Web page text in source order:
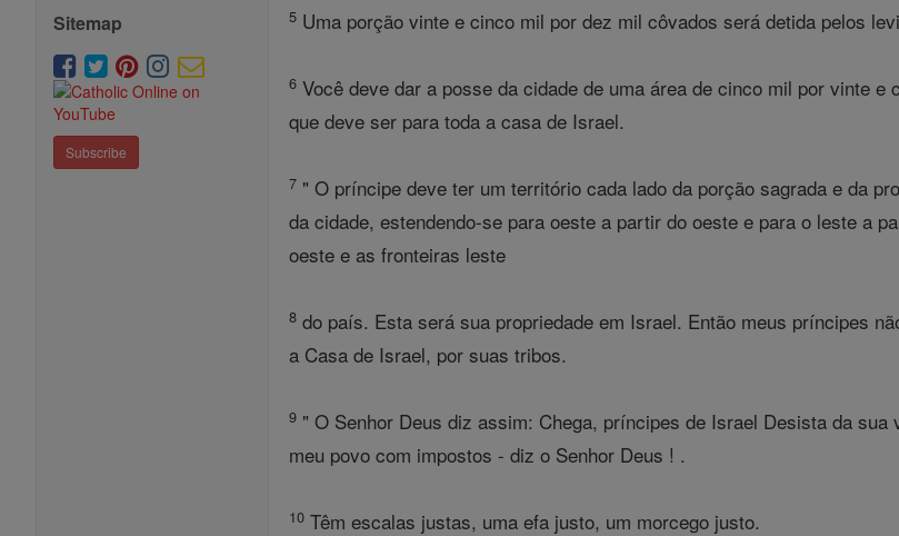
Sitemap
Subscribe
5 Uma porção vinte e cinco mil por dez mil côvados será detida pelos
6 Você deve dar a posse da cidade de uma área de cinco mil por vinte
que deve ser para toda a casa de Israel.
7 " O príncipe deve ter um território cada lado da porção sagrada e da
da cidade, estendendo-se para oeste a partir do oeste e para o leste a
oeste e as fronteiras leste
8 do país. Esta será sua propriedade em Israel. Então meus príncipes
a Casa de Israel, por suas tribos.
9 " O Senhor Deus diz assim: Chega, príncipes de Israel Desista da
meu povo com impostos - diz o Senhor Deus ! .
10 Têm escalas justas, uma efa justo, um morcego justo.